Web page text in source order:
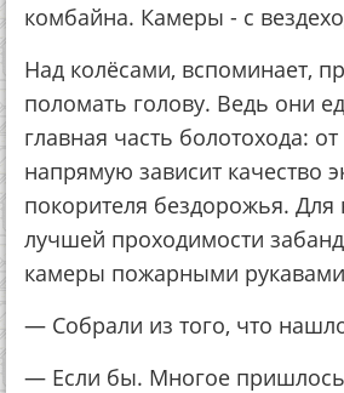
комбайна. Камеры - с
Над колёсами, вспоминает,
поломать голову. Ведь они
главная часть болотохода:
напрямую зависит качество
покорителя бездорожья. Для
лучшей проходимости
камеры пожарными
— Собрали из того, что
— Если бы. Многое пришлось